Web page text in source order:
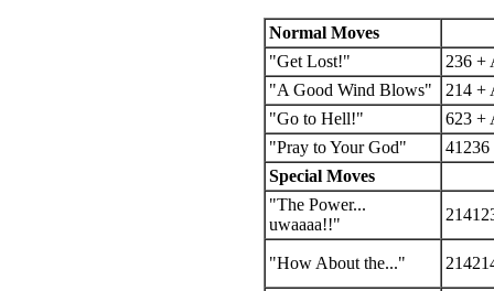
Normal Moves
"Get Lost!"
236 +
"A Good Wind Blows"
214 +
"Go to Hell!"
623 +
"Pray to Your God"
Special Moves
"The Power...
uwaaaa!!"
"How About the..."